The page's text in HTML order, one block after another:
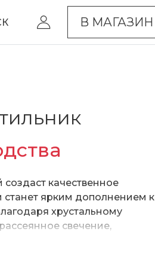
В МАГАЗИН
создаст качественное
ярким дополнением к
хрустальному
свечение,
используются сменные
мощность ламп